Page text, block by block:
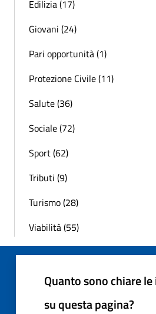
Edilizia (17)
Giovani (24)
Pari opportunità (1)
Protezione Civile (11)
Salute (36)
Sociale (72)
Sport (62)
Tributi (9)
Turismo (28)
Viabilità (55)
Quanto sono chiare
su questa pagina?